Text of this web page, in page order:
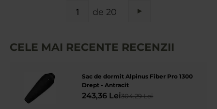
de 20
CELE MAI RECENTE RECENZII
Sac de dormit Alpinus Fiber Pro 1300
Drept - Antracit
243,36 Lei304,29 Lei